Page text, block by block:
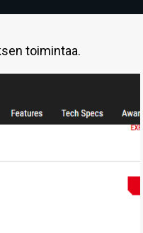
toimintaa.